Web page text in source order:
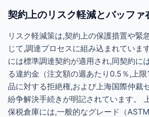
契約上のリスク軽減とバッファ
リスク軽減策は,契約上の保護措置や緊
じて,調達プロセスに組み込まれていま
には標準調達契約が適用され,同契約に
る違約金（注文額の週あたり0.5％,上
品に対する拒絶権,および上海国際仲裁
紛争解決手続きが明記されています。
保税倉庫には,一般的なグレード（